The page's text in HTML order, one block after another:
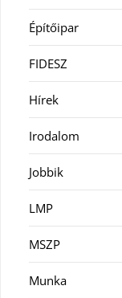
Építőipar
FIDESZ
Hírek
Irodalom
Jobbik
LMP
MSZP
Munka